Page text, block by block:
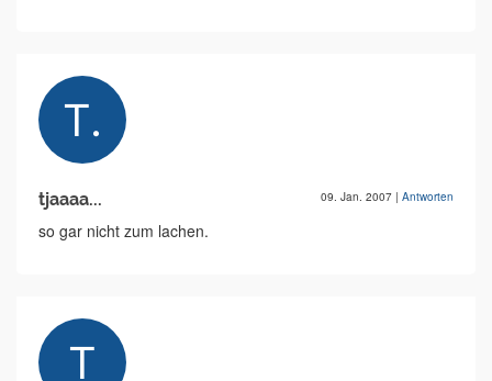
tjaaaa... 09. Jan. 2007 | Antworten
so gar nicht zum lachen.